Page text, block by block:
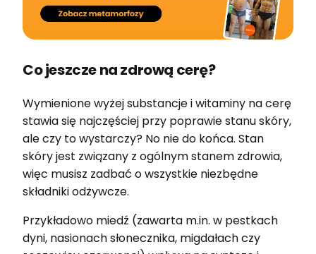
Co jeszcze na zdrową cerę?
Wymienione wyżej substancje i witaminy na cerę
stawia się najczęściej przy poprawie stanu skóry,
ale czy to wystarczy? No nie do końca. Stan
skóry jest związany z ogólnym stanem zdrowia,
więc musisz zadbać o wszystkie niezbędne
składniki odżywcze.
Przykładowo miedź (zawarta m.in. w pestkach
dyni, nasionach słonecznika, migdałach czy